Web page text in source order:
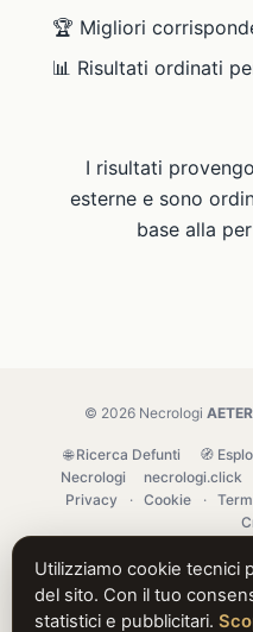
🏆 Migliori
📊 Risultati ordinati
I risultati
esterne e sono
base alla
© 2026 Necrologi
🌐 Ricerca Defunti 🧭
Necrologi
necrologi.click
Privacy
· Cookie ·
Utilizziamo cookie tecnici
del sito. Con il tuo
statistici e pubblicitari.